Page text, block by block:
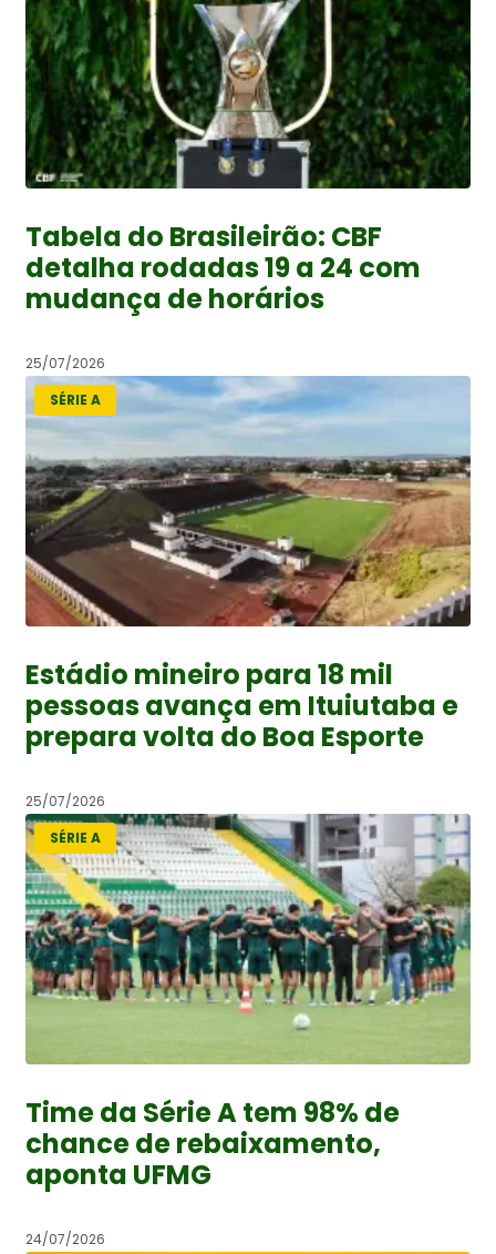
Tabela do Brasileirão: CBF
detalha rodadas 19 a 24 com
mudança de horários
25/07/2026
SÉRIE A
Estádio mineiro para 18 mil
pessoas avança em Ituiutaba e
prepara volta do Boa Esporte
25/07/2026
SÉRIE A
Time da Série A tem 98% de
chance de rebaixamento,
aponta UFMG
24/07/2026